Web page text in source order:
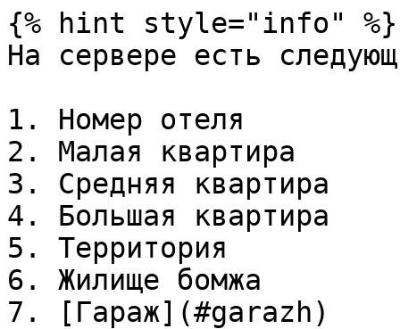
{% hint style="info" %}
На сервере есть
1. Номер отеля
2. Малая квартира
3. Средняя квартира
4. Большая квартира
5. Территория
6. Жилище бомжа
7. [Гараж](#garazh)